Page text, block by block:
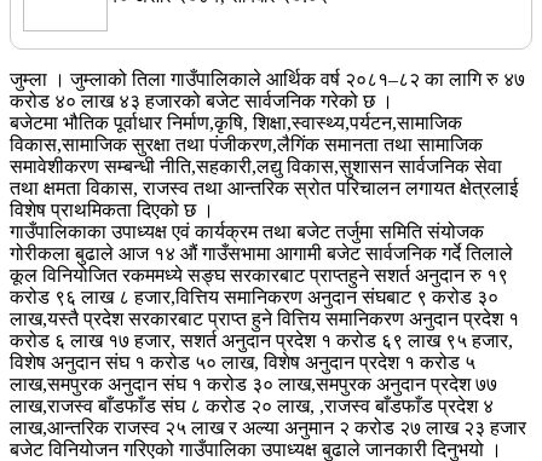
जुम्ला । जुम्लाको तिला गाउँपालिकाले आर्थिक वर्ष २०८१–८२ का लागि रु ४७
करोड ४० लाख ४३ हजारको बजेट सार्वजनिक गरेको छ ।
बजेटमा भौतिक पूर्वाधार निर्माण,कृषि, शिक्षा,स्वास्थ्य,पर्यटन,सामाजिक
विकास,सामाजिक सुरक्षा तथा पंजीकरण,लैगिंक समानता तथा सामाजिक
समावेशीकरण सम्बन्धी नीति,सहकारी,लद्यु विकास,सुशासन सार्वजनिक सेवा
तथा क्षमता विकास, राजस्व तथा आन्तरिक स्रोत परिचालन लगायत क्षेत्रलाई
विशेष प्राथमिकता दिएको छ ।
गाउँपालिकाका उपाध्यक्ष एवं कार्यक्रम तथा बजेट तर्जुमा समिति संयोजक
गोरीकला बुढाले आज १४ औं गाउँसभामा आगामी बजेट सार्वजनिक गर्दे तिलाले
कूल विनियोजित रकममध्ये सङ्घ सरकारबाट प्राप्तहुने सशर्त अनुदान रु १९
करोड ९६ लाख ८ हजार,वित्तिय समानिकरण अनुदान संघबाट ९ करोड ३०
लाख,यस्तै प्रदेश सरकारबाट प्राप्त हुने वित्तिय समानिकरण अनुदान प्रदेश १
करोड ६ लाख १७ हजार, सशर्त अनुदान प्रदेश १ करोड ६९ लाख ९५ हजार,
विशेष अनुदान संघ १ करोड ५० लाख, विशेष अनुदान प्रदेश १ करोड ५
लाख,समपुरक अनुदान संघ १ करोड ३० लाख,समपुरक अनुदान प्रदेश ७७
लाख,राजस्व बाँडफाँड संघ ८ करोड २० लाख, ,राजस्व बाँडफाँड प्रदेश ४
लाख,आन्तरिक राजस्व २५ लाख र अल्या अनुमान २ करोड २७ लाख २३ हजार
बजेट विनियोजन गरिएको गाउँपालिका उपाध्यक्ष बुढाले जानकारी दिनुभयो ।